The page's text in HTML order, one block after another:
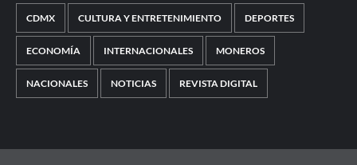
CDMX CULTURA Y ENTRETENIMIENTO DEPORTES
ECONOMÍA INTERNACIONALES MONEROS
NACIONALES NOTICIAS REVISTA DIGITAL